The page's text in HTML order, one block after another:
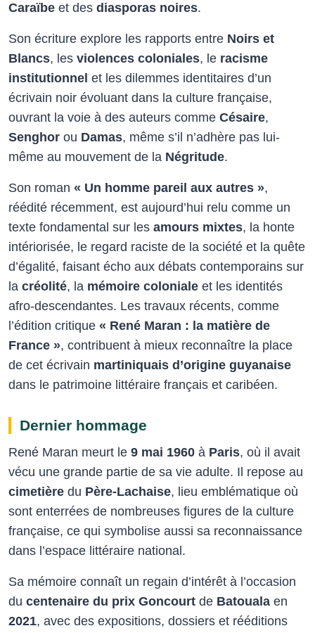
Caraïbe et des diasporas noires.
Son écriture explore les rapports entre Noirs et
Blancs, les violences coloniales, le racisme
institutionnel et les dilemmes identitaires d’un
écrivain noir évoluant dans la culture française,
ouvrant la voie à des auteurs comme Césaire,
Senghor ou Damas, même s’il n’adhère pas lui-
même au mouvement de la Négritude.​
Son roman « Un homme pareil aux autres »,
réédité récemment, est aujourd’hui relu comme un
texte fondamental sur les amours mixtes, la honte
intériorisée, le regard raciste de la société et la quête
d’égalité, faisant écho aux débats contemporains sur
la créolité, la mémoire coloniale et les identités
afro-descendantes. Les travaux récents, comme
l’édition critique « René Maran : la matière de
France », contribuent à mieux reconnaître la place
de cet écrivain martiniquais d’origine guyanaise
dans le patrimoine littéraire français et caribéen.​
Dernier hommage
René Maran meurt le 9 mai 1960 à Paris, où il avait
vécu une grande partie de sa vie adulte. Il repose au
cimetière du Père-Lachaise, lieu emblématique où
sont enterrées de nombreuses figures de la culture
française, ce qui symbolise aussi sa reconnaissance
dans l’espace littéraire national.​
Sa mémoire connaît un regain d’intérêt à l’occasion
du centenaire du prix Goncourt de Batouala en
2021, avec des expositions, dossiers et rééditions